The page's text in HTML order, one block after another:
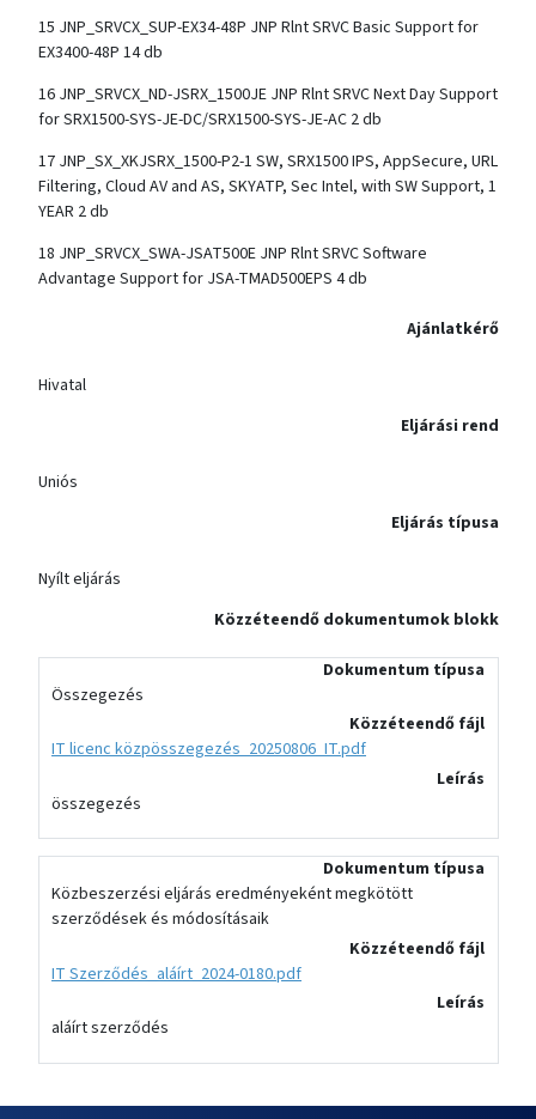
15 JNP_SRVCX_SUP-EX34-48P JNP Rlnt SRVC Basic Support for
EX3400-48P 14 db
16 JNP_SRVCX_ND-JSRX_1500JE JNP Rlnt SRVC Next Day Support
for SRX1500-SYS-JE-DC/SRX1500-SYS-JE-AC 2 db
17 JNP_SX_XKJSRX_1500-P2-1 SW, SRX1500 IPS, AppSecure, URL
Filtering, Cloud AV and AS, SKYATP, Sec Intel, with SW Support, 1
YEAR 2 db
18 JNP_SRVCX_SWA-JSAT500E JNP Rlnt SRVC Software
Advantage Support for JSA-TMAD500EPS 4 db
Ajánlatkérő
Hivatal
Eljárási rend
Uniós
Eljárás típusa
Nyílt eljárás
Közzéteendő dokumentumok blokk
Dokumentum típusa
Összegezés
Közzéteendő fájl
IT licenc közpösszegezés_20250806_IT.pdf
Leírás
összegezés
Dokumentum típusa
Közbeszerzési eljárás eredményeként megkötött
szerződések és módosításaik
Közzéteendő fájl
IT Szerződés_aláírt_2024-0180.pdf
Leírás
aláírt szerződés